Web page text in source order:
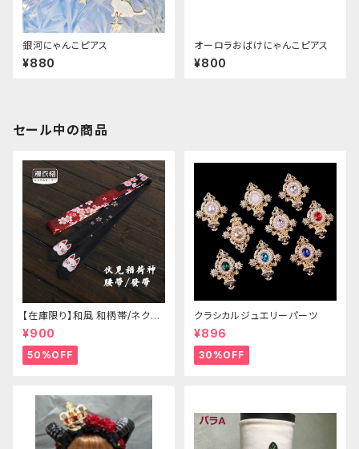
銀河にゃんこピアス
¥880
オーロラおばけにゃんこピアス
¥800
セール中の商品
【在庫限り】和風 和柄帯/ネクタ
イ/リボン（狐面/金魚
¥900
50%OFF
クラシカルジュエリーパーツ
¥896
30%OFF